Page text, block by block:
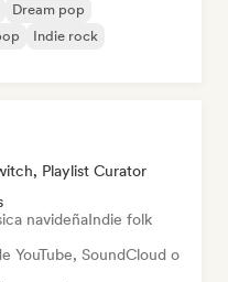
Dream pop
Indie rock
Playlist Curator
navideñaIndie folk
YouTube, SoundCloud o